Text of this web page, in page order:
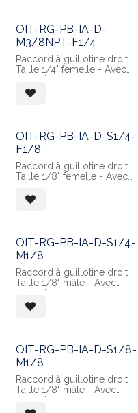
- Guillotine en Inox 304
OIT-RG-PB-IA-D-
M3/8NPT-F1/4
Raccord à guillotine droit
Taille 1/4" femelle - Avec
obturateur
Raccordement mâle 3/8
NPT
- Guillotine en Inox 304
OIT-RG-PB-IA-D-S1/4-
F1/8
Raccord à guillotine droit
Taille 1/8" femelle - Avec
Raccordement sapin pour
tube 1/4" Ext
- Guillotine en Inox 304
OIT-RG-PB-IA-D-S1/4-
M1/8
Raccord à guillotine droit
Taille 1/8" mâle - Avec
obturateur
Raccordement sapin pour
tube 1/4" Ext
OIT-RG-PB-IA-D-S1/8-
M1/8
Raccord à guillotine droit
Taille 1/8" mâle - Avec
obturateur
Raccordement sapin pour